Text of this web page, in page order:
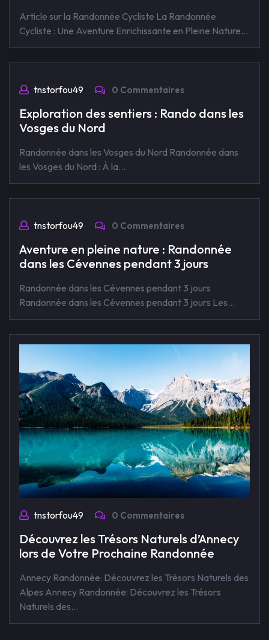
Article sur la Randonnée Cycliste La Randonnée
Cycliste : Une Aventure Enrichissante en Pleine Nature…
tnstorfou49 0 Commentaires
Exploration des sentiers : Rando dans les
Vosges du Nord
Randonnée dans les Vosges du Nord Randonnée dans
les Vosges du Nord : À la…
tnstorfou49 0 Commentaires
Aventure en pleine nature : Randonnée
dans les Cévennes pendant 3 jours
Randonnée dans les Cévennes pendant 3 jours
Randonnée dans les Cévennes pendant 3 jours Les…
tnstorfou49 0 Commentaires
Découvrez les Trésors Naturels d’Annecy
lors de Votre Prochaine Randonnée
Annecy Randonnée: Découvrez les Trésors Naturels des
Alpes Annecy Randonnée: Découvrez les Trésors
Naturels des…